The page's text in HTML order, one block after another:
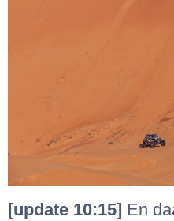
[update 10:15] En